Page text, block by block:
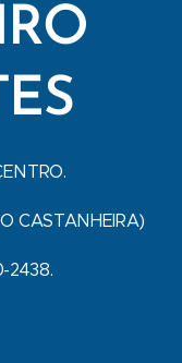
CASTANHEIRA)
2438.